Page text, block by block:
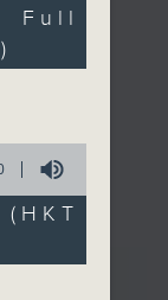
八千里》。
更多...
Full